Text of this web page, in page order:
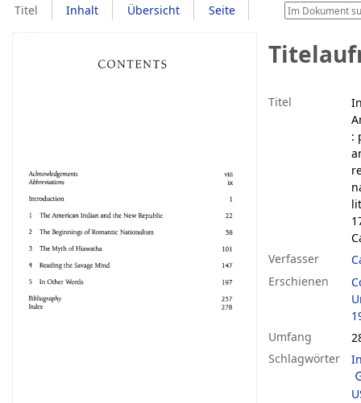
Titel Inhalt Übersicht Seite
Titel
:
Verfasser
Erschienen
Umfang
Schlagwörter